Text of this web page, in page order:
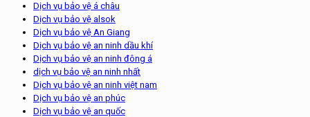
Dịch vụ bảo vệ á châu
Dịch vụ bảo vệ alsok
Dịch vụ bảo vệ An Giang
Dịch vụ bảo vệ an ninh dầu khí
Dịch vụ bảo vệ an ninh đông á
dịch vụ bảo vệ an ninh nhất
Dịch vụ bảo vệ an ninh việt nam
Dịch vụ bảo vệ an phúc
Dịch vụ bảo vệ an quốc